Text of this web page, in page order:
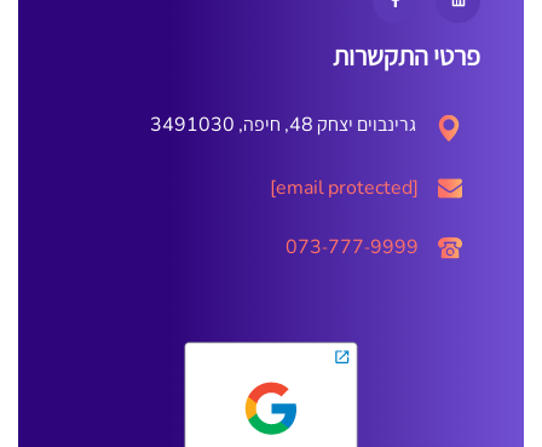
פרטי התקשרות
גרינבוים יצחק 48, חיפה, 3491030
[email protected]
073-777-9999